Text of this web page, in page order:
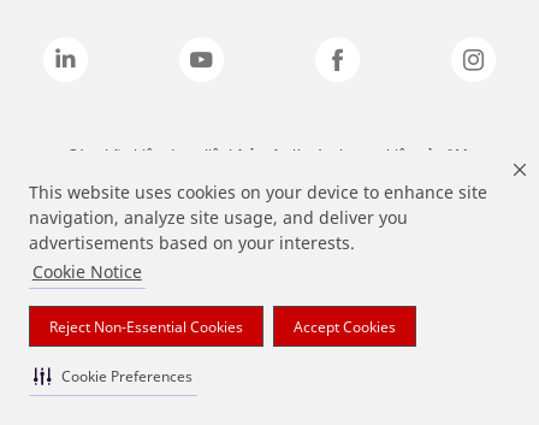
This website uses cookies on your device to enhance site
navigation, analyze site usage, and deliver you
advertisements based on your interests.
Cookie Notice
Reject Non-Essential Cookies Accept Cookies
Cookie Preferences
Các nhãn hiệu được liệt kê ở trên là các thương hiệu của 3M.